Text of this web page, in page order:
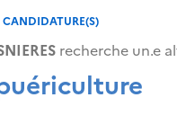
CANDIDATURE(S)
recherche un.e